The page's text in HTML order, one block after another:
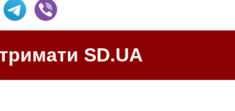
SD.UA